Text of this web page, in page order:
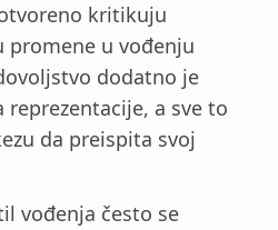
kritikuju
promene u vođenju
dodatno je
a sve to
da preispita svoj
vođenja često se